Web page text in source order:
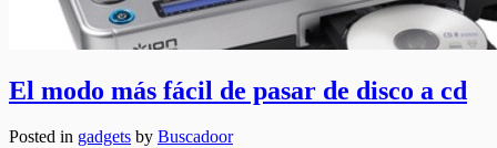
El modo más fácil de pasar de disco a cd
Posted in gadgets by Buscadoor